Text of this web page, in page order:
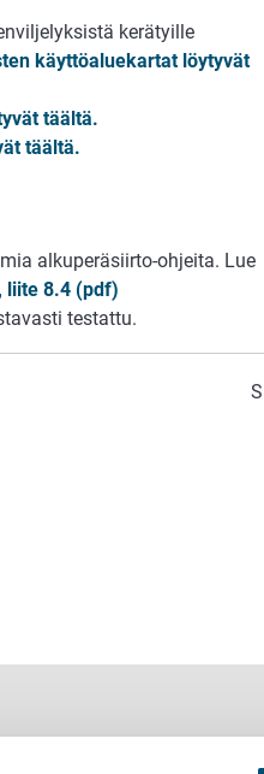
kerätyille
käyttöaluekartat löytyvät
täältä.
täältä.
alkuperäsiirto-ohjeita. Lue
liite 8.4 (pdf)
testattu.